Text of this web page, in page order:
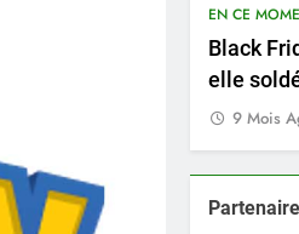
EN CE
Black
elle
9 Mois